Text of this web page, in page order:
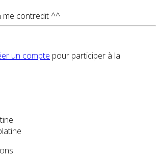
me contredit ^^
un compte pour participer à la